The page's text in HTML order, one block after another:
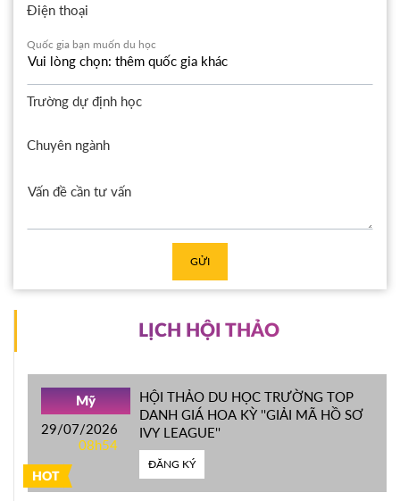
Điện thoại
Quốc gia bạn muốn du học
Trường dự định học
Chuyên ngành
GỬI
LỊCH HỘI THẢO
HOT
Mỹ
29/07/2026
08h54
HỘI THẢO DU HỌC TRƯỜNG TOP
DANH GIÁ HOA KỲ ''GIẢI MÃ HỒ SƠ
IVY LEAGUE''
ĐĂNG KÝ